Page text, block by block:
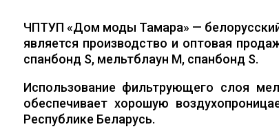
ЧПТУП «Дом моды Тамара» —
является производство и оптовая
спанбонд S, мельтблаун M, спанбонд S.
Использование фильтрующего слоя
обеспечивает хорошую
Республике Беларусь.